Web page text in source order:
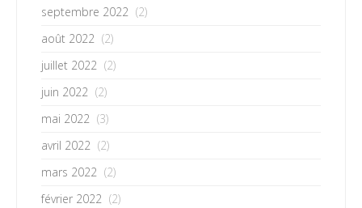
septembre 2022 (2)
août 2022 (2)
juillet 2022 (2)
juin 2022 (2)
mai 2022 (3)
avril 2022 (2)
mars 2022 (2)
février 2022 (2)